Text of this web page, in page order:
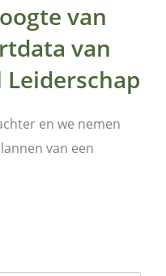
van
van
en we nemen
van een